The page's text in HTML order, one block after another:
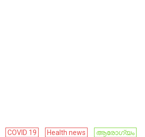
COVID 19 Health news
ആരോഗ്യം